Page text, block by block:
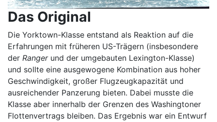
Das Original
Die Yorktown-Klasse entstand als Reaktion auf die
Erfahrungen mit früheren US-Trägern (insbesondere
der Rangerund der umgebauten Lexington-Klasse)
und sollte eine ausgewogene Kombination aus hoher
Geschwindigkeit, großer Flugzeugkapazität und
ausreichender Panzerung bieten. Dabei musste die
Klasse aber innerhalb der Grenzen des Washingtoner
Flottenvertrags bleiben. Das Ergebnis war ein Entwurf